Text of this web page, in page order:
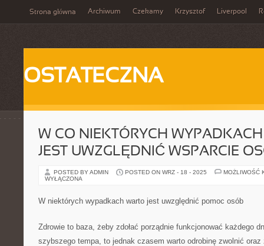
Strona główna Archiwum Czekamy Krzysztof Liverpool
OSTATECZNA
W CO NIEKTÓRYCH
JEST UWZGLĘDNIĆ WSPARCIE
POSTED BY ADMIN POSTED ON WRZ - 18 - 2025
MOŻLIWOŚĆ
WYŁĄCZONA
W niektórych wypadkach warto jest uwzględnić pomoc osób
Zdrowie to baza, żeby zdołać porządnie funkcjonować każdego
szybszego tempa, to jednak czasem warto odrobinę zwolnić